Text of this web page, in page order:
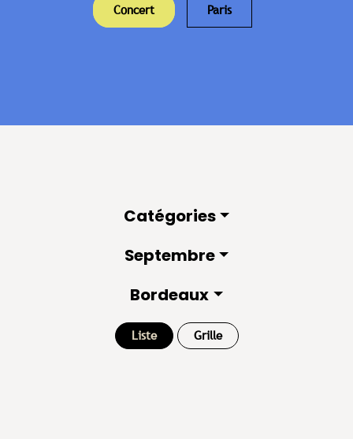
Concert Paris
Catégories
Septembre
Bordeaux
Liste Grille